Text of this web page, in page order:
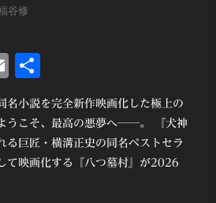
谷修
Email
名小説を完全新作映画化した極上の
うこそ、最高の悪夢へ──。 『犬神
る巨匠・横溝正史の同名ベストセラ
て映画化する『八つ墓村』が2026